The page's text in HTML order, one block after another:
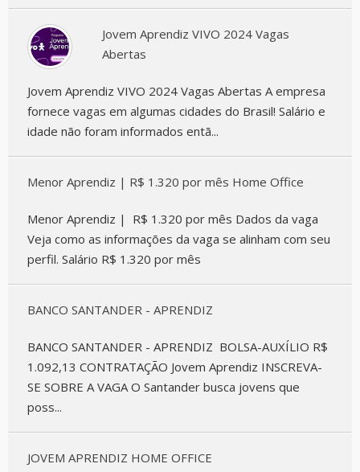
Jovem Aprendiz VIVO 2024 Vagas
Abertas
Jovem Aprendiz VIVO 2024 Vagas Abertas A empresa
fornece vagas em algumas cidades do Brasil! Salário e
idade não foram informados entã...
Menor Aprendiz | R$ 1.320 por mês Home Office
Menor Aprendiz | R$ 1.320 por mês Dados da vaga
Veja como as informações da vaga se alinham com seu
perfil. Salário R$ 1.320 por mês
BANCO SANTANDER - APRENDIZ
BANCO SANTANDER - APRENDIZ BOLSA-AUXÍLIO R$
1.092,13 CONTRATAÇÃO Jovem Aprendiz INSCREVA-
SE SOBRE A VAGA O Santander busca jovens que
poss...
JOVEM APRENDIZ HOME OFFICE